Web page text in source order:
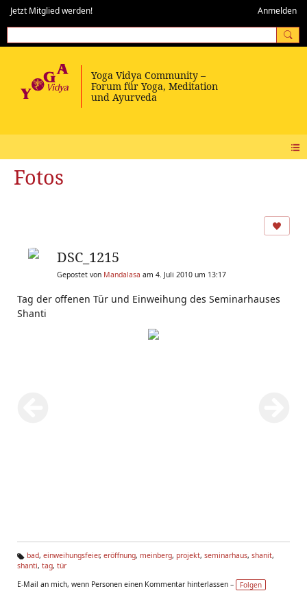
Jetzt Mitglied werden! Anmelden
Fotos
DSC_1215
Gepostet von Mandalasa am 4. Juli 2010 um 13:17
Tag der offenen Tür und Einweihung des Seminarhauses
Shanti
Ta
s:
bad, einweihungsfeier, eröffnung, meinberg, projekt, seminarhaus, shanit,
shanti, tag, tür
E-Mail an mich, wenn Personen einen Kommentar hinterlassen –
Folgen